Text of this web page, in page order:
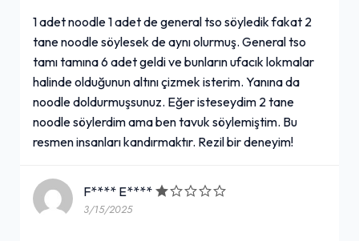
1 adet noodle 1 adet de general tso söyledik fakat 2
tane noodle söylesek de aynı olurmuş. General tso
tamı tamına 6 adet geldi ve bunların ufacık lokmalar
halinde olduğunun altını çizmek isterim. Yanına da
noodle doldurmuşsunuz. Eğer isteseydim 2 tane
noodle söylerdim ama ben tavuk söylemiştim. Bu
resmen insanları kandırmaktır. Rezil bir deneyim!
F**** E****
3/15/2025